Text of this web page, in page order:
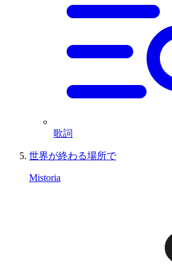
歌詞
世界が終わる場所で
Mistoria